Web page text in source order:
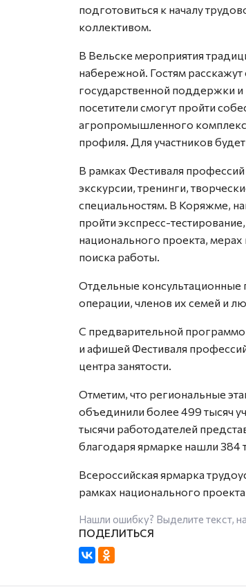
подготовиться к началу
коллективом.
В Вельске мероприятия
набережной. Гостям
государственной поддержки
посетители смогут пройти
агропромышленного
профиля. Для участников
В рамках Фестиваля
экскурсии, тренинги,
специальностям. В Коряжме,
пройти экспресс-
национального проекта,
поиска работы.
Отдельные консультационные
операции, членов их семей и
С предварительной
и афишей Фестиваля
центра занятости.
Отметим, что региональные
объединили более 499 тысяч
тысячи работодателей
благодаря ярмарке нашли 384
Всероссийская ярмарка
рамках национального
Нашли ошибку? Выделите текст,